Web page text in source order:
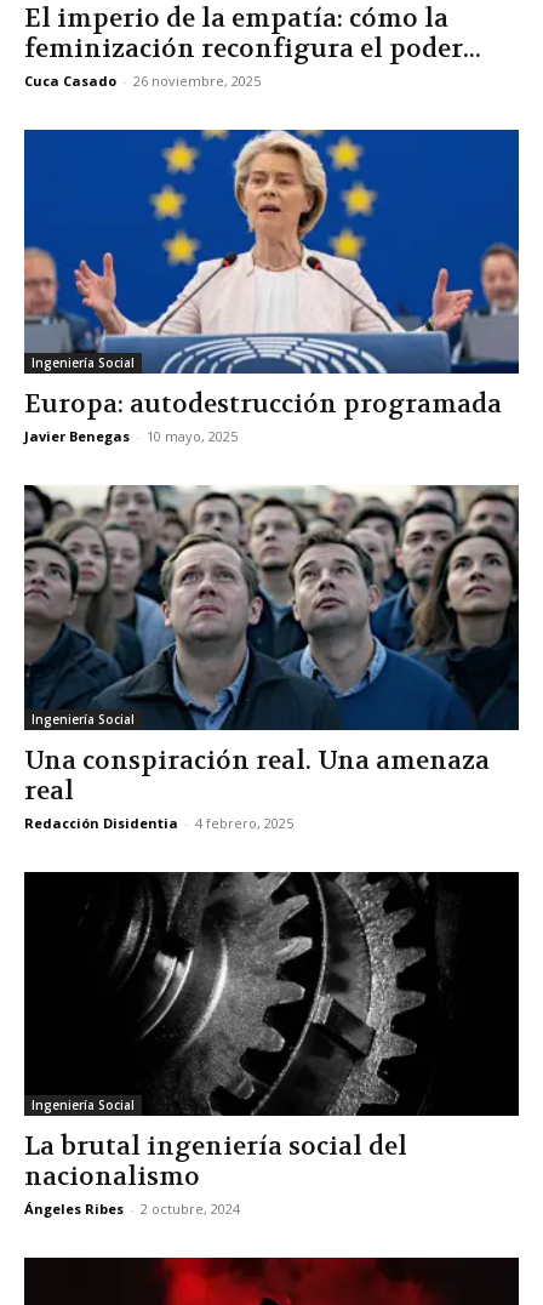
El imperio de la empatía: cómo la
feminización reconfigura el poder...
Cuca Casado - 26 noviembre, 2025
Ingeniería Social
Europa: autodestrucción programada
Javier Benegas - 10 mayo, 2025
Ingeniería Social
Una conspiración real. Una amenaza
real
Redacción Disidentia - 4 febrero, 2025
Ingeniería Social
La brutal ingeniería social del
nacionalismo
Ángeles Ribes - 2 octubre, 2024